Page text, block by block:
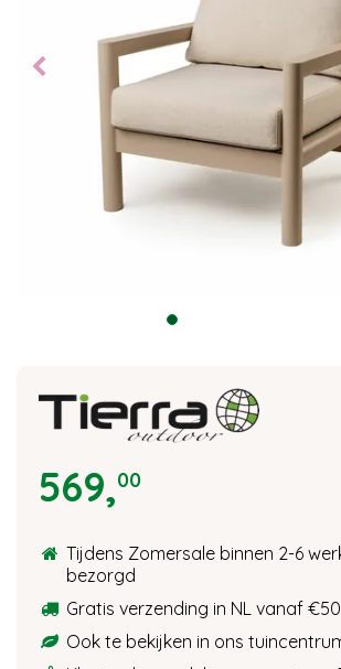
569,00
Tijdens Zomersale binnen 2-6
bezorgd
Gratis verzending in NL vanaf
Ook te bekijken in ons